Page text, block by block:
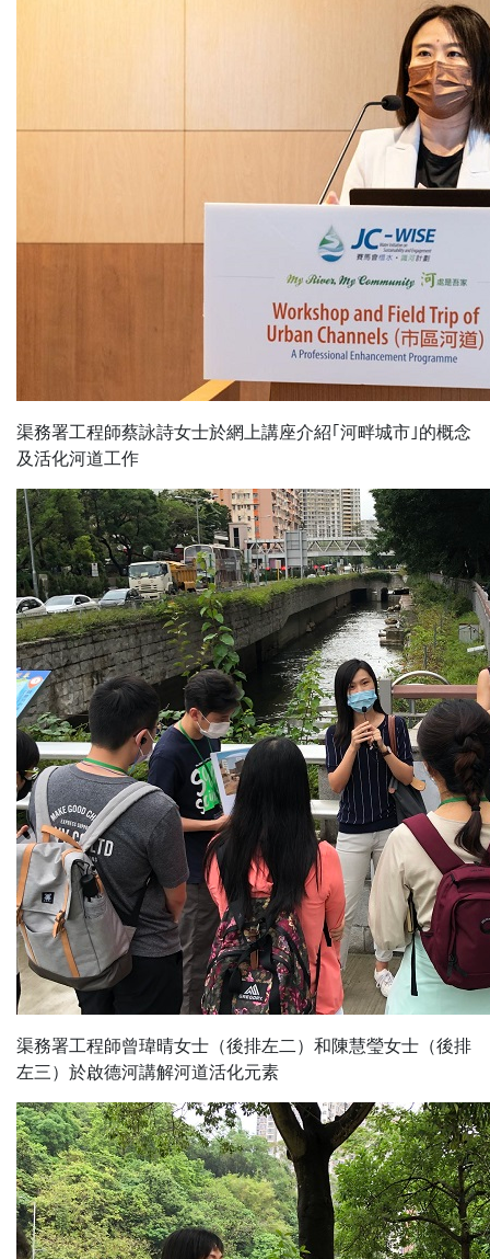
渠務署工程師蔡詠詩女士於網上講座介紹｢河畔城市｣的概念
及活化河道工作
渠務署工程師曾瑋晴女士（後排左二）和陳慧瑩女士（後排
左三）於啟德河講解河道活化元素